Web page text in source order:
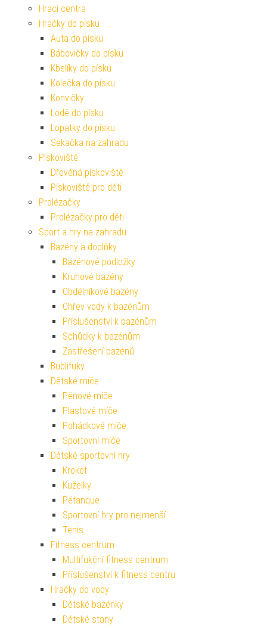
Hrací centra
Hračky do písku
Auta do písku
Bábovičky do písku
Kbelíky do písku
Kolečka do písku
Konvičky
Lodě do písku
Lopatky do písku
Sekačka na zahradu
Pískoviště
Dřevěná pískoviště
Pískoviště pro děti
Prolézačky
Prolézačky pro děti
Sport a hry na zahradu
Bazény a doplňky
Bazénové podložky
Kruhové bazény
Obdélníkové bazény
Ohřev vody k bazénům
Příslušenství k bazénům
Schůdky k bazénům
Zastřešení bazénů
Bublifuky
Dětské míče
Pěnové míče
Plastové míče
Pohádkové míče
Sportovní míče
Dětské sportovní hry
Kroket
Kuželky
Pétanque
Sportovní hry pro nejmenší
Tenis
Fitness centrum
Multifukční fitness centrum
Příslušenství k fitness centru
Hračky do vody
Dětské bazénky
Dětské stany